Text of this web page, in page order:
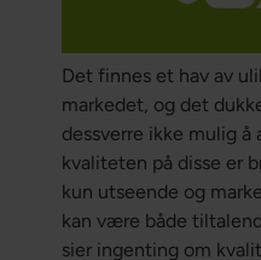
Det finnes et hav av
markedet, og det
dessverre ikke mulig å
kvaliteten på disse er
kun utseende og
kan være både
sier ingenting om